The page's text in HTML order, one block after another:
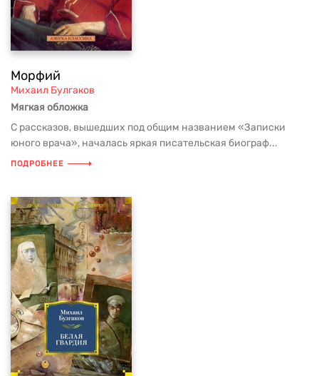
Морфий
Михаил Булгаков
Мягкая обложка
С рассказов, вышедших под общим названием «Записки
юного врача», началась яркая писательская биограф...
ПОДРОБНЕЕ